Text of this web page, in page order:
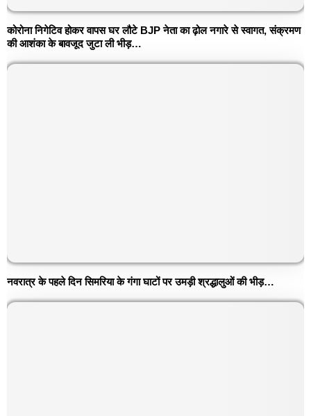
कोरोना निगेटिव होकर वापस घर लौटे BJP नेता का ढ़ोल नगारे से स्वागत, संक्रमण
की आशंका के बावजूद जुटा ली भीड़…
नवरात्र के पहले दिन सिमरिया के गंगा घाटों पर उमड़ी श्रद्धालुओं की भीड़…